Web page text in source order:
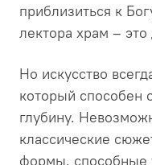
приблизиться к
лектора храм –
Но искусство
который способен
глубину.
классические
формы, способные